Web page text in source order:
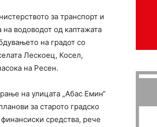
за транспорт и
на водоводот од каптажата
на градот со
Лескоец, Косел,
на Ресен.
на улицата „Абас Емин“
за старото градско
средства, рече